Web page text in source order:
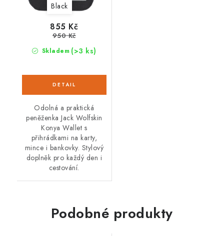
Black
Skladem (>3 ks)
855 Kč
950 Kč
Odolná a praktická
peněženka Jack Wolfskin
Konya Wallet s
přihrádkami na karty,
mince i bankovky. Stylový
doplněk pro každý den i
cestování.
Podobné produkty